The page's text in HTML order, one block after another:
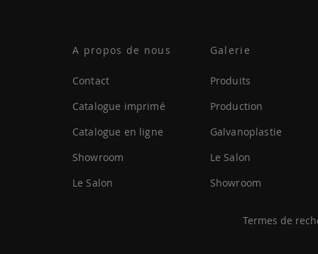
A propos de nous
Contact
Catalogue imprimé
Catalogue en ligne
Showroom
Le Salon
Galerie
Produits
Production
Galvanoplastie
Le Salon
Showroom
Termes de